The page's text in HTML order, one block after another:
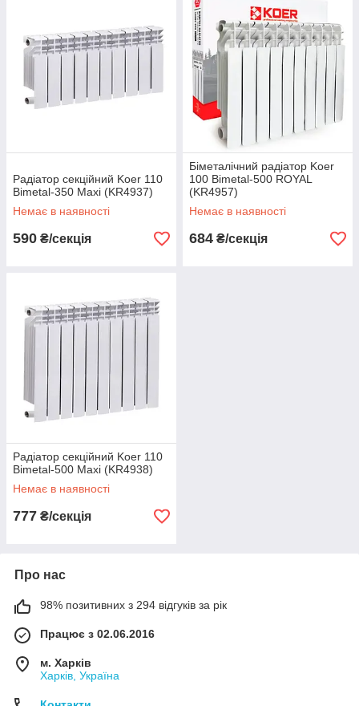
Радіатор секційний Koer 110
Bimetal-350 Maxi (KR4937)
Немає в наявності
590 ₴/секція
Біметалічний радіатор Koer
100 Bimetal-500 ROYAL
(KR4957)
Немає в наявності
684 ₴/секція
Радіатор секційний Koer 110
Bimetal-500 Maxi (KR4938)
Немає в наявності
777 ₴/секція
Про нас
98% позитивних з 294 відгуків за рік
Працює з 02.06.2016
м. Харків
Харків, Україна